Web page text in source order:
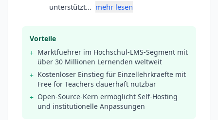
unterstützt… mehr lesen
Vorteile
+ Marktfuehrer im Hochschul-LMS-Segment mit
über 30 Millionen Lernenden weltweit
+ Kostenloser Einstieg für Einzellehrkraefte mit
Free for Teachers dauerhaft nutzbar
+ Open-Source-Kern ermöglicht Self-Hosting
und institutionelle Anpassungen